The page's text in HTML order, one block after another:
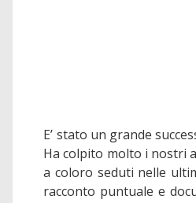
E’ stato un grande
Ha colpito molto i nostri
a coloro seduti nelle
racconto puntuale e